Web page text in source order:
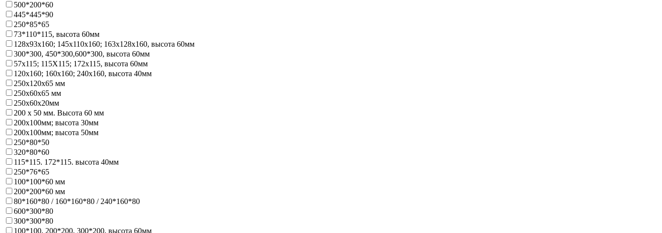
500*200*60
445*445*90
250*85*65
73*110*115, высота 60мм
128х93x160; 145х110x160; 163х128x160, высота 60мм
300*300, 450*300,600*300, высота 60мм
57х115; 115Х115; 172х115, высота 60мм
120х160; 160х160; 240х160, высота 40мм
250х120х65 мм
250х60х65 мм
250х60х20мм
200 х 50 мм. Высота 60 мм
200х100мм; высота 30мм
200х100мм; высота 50мм
250*80*50
320*80*60
115*115. 172*115. высота 40мм
250*76*65
100*100*60 мм
200*200*60 мм
80*160*80 / 160*160*80 / 240*160*80
600*300*80
300*300*80
100*100, 200*200, 300*200, высота 60мм